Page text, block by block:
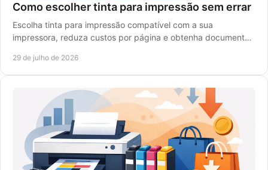
Como escolher tinta para impressão sem errar
Escolha tinta para impressão compatível com a sua
impressora, reduza custos por página e obtenha documentos
29 de julho de 2026